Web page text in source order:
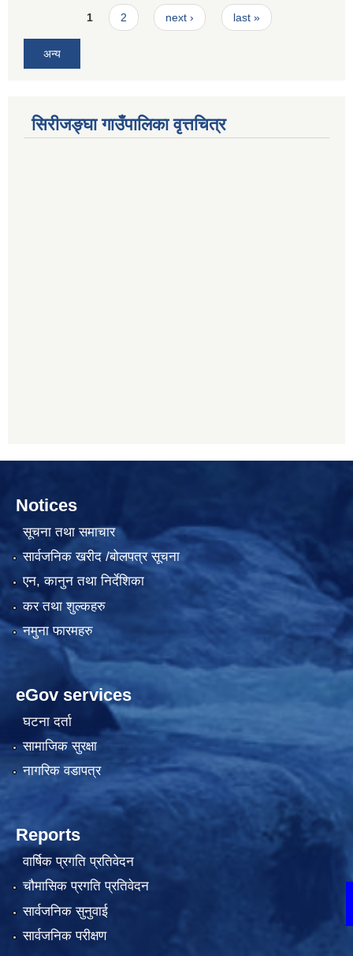
Pages1 2 next › last »
अन्य
सिरीजङ्घा गाउँपालिका वृत्तचित्र
Notices
सूचना तथा समाचार
सार्वजनिक खरीद /बोलपत्र सूचना
एन, कानुन तथा निर्देशिका
कर तथा शुल्कहरु
नमुना फारमहरु
eGov services
घटना दर्ता
सामाजिक सुरक्षा
नागरिक वडापत्र
Reports
वार्षिक प्रगति प्रतिवेदन
चौमासिक प्रगति प्रतिवेदन
सार्वजनिक सुनुवाई
सार्वजनिक परीक्षण